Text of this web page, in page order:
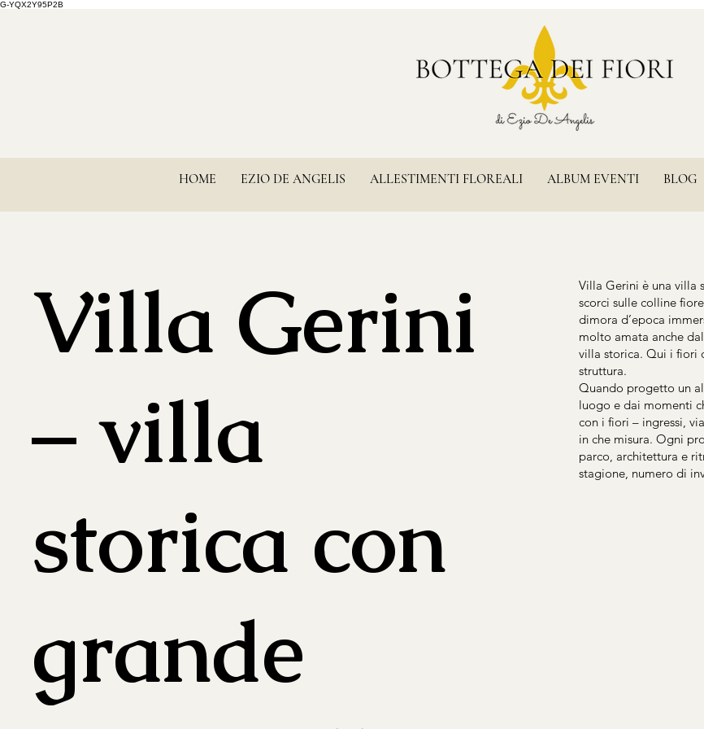
G-YQX2Y95P2B
HOME EZIO DE ANGELIS ALLESTIMENTI FLOREALI ALBUM EVENTI BLOG
Villa Gerini
– villa
storica con
grande
Villa Gerini è una villa
scorci sulle colline
dimora d’epoca
molto amata anche
villa storica. Qui i fiori
struttura.
Quando progetto un
luogo e dai momenti
con i fiori – ingressi,
in che misura. Ogni
parco, architettura e
stagione, numero di